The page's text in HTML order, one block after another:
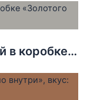
Чай новогодний чёрный в коробке «Золотого 2025 года», 20 г.